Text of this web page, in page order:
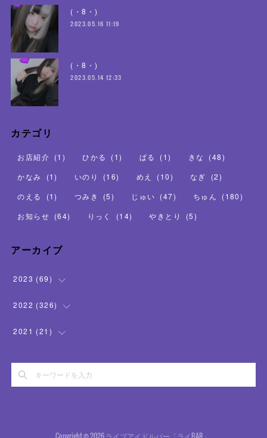
(・8・)
2023.05.16 11:19
(・8・)
2023.05.14 12:33
カテゴリ
お店紹介 (1 ) ひかる (1) ぱる (1) きな (48)
かなみ
(1) いのり (16) めえ (10) なぎ (2)
のえる
(1) つみき (5) じゅい (47) ちゅん (180)
お知らせ (64) りっく (14) やきとり (5)
アーカイブ
2023 (69)
(16)
(26
2022 (326)
(32
39)
)
2021 (21 )
Copyright ©2026ライブアイドルバー「ライBAR」